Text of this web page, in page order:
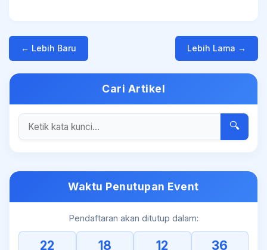
← Lebih Baru Lebih Lama →
Cari Artikel
🔍
Waktu Penutupan Event
Pendaftaran akan ditutup dalam:
22 18 12 36